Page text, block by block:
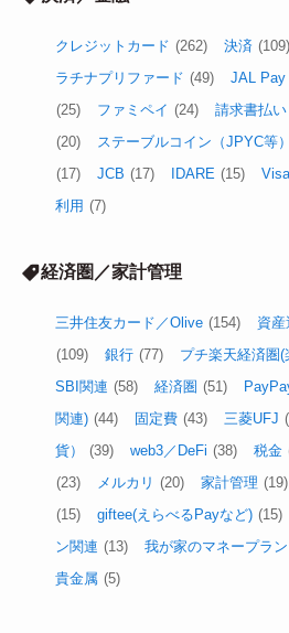
クレジットカード (262) 決済 (109)
ラチナプリファード (49) JAL Pay
(25)
ファミペイ (24) 請求書払い
(20)
ステーブルコイン（JPYC等）
(17)
JCB (17) IDARE (15)
利用 (7)
経済圏／家計管理
三井住友カード／Olive (154) 資産
(109)
銀行 (77) プチ楽天経済圏
SBI関連 (58) 経済圏 (51)
関連) (44) 固定費 (43) 三菱UFJ
貨）
(39) web3／DeFi (38) 税金
(23)
メルカリ (20) 家計管理 (19)
(15)
giftee(えらべるPayなど) (15)
ン関連 (13) 我が家のマネープラン
貴金属 (5)